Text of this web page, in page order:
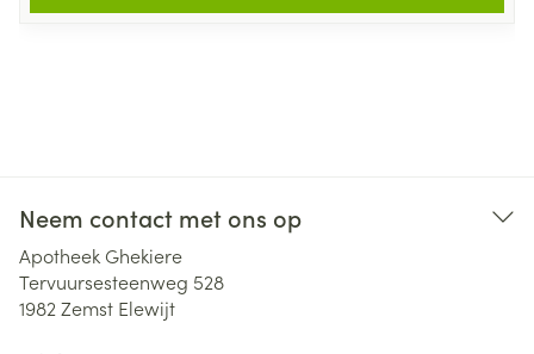
Neem contact met ons op
Apotheek Ghekiere
Tervuursesteenweg 528
1982 Zemst Elewijt